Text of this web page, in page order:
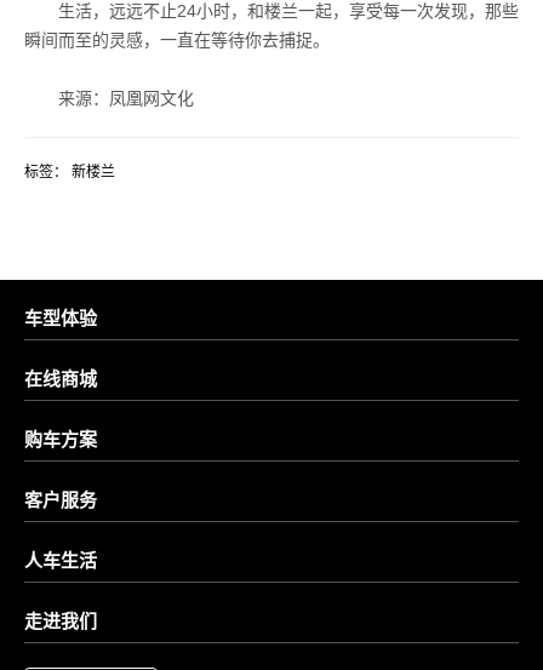
生活，远远不止24小时，和楼兰一起，享受每一次发现，那些
瞬间而至的灵感，一直在等待你去捕捉。
来源：凤凰网文化
标签： 新楼兰
车型体验
在线商城
购车方案
客户服务
人车生活
走进我们